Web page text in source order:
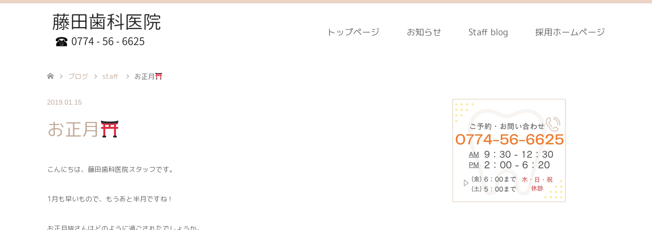
トップページ お知らせ Staff blog 採用ホームページ
ブログ staff お正月
2019.01.15
お正月
こんにちは、藤田歯科医院スタッフです。
1月も早いもので、もうあと半月ですね！